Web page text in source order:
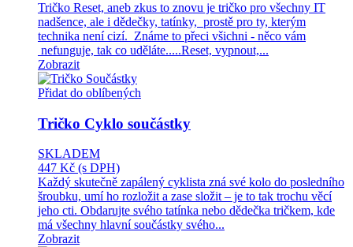
Tričko Reset, aneb zkus to znovu je tričko pro všechny IT
nadšence, ale i dědečky, tatínky, prostě pro ty, kterým
technika není cizí. Známe to přeci všichni - něco vám
nefunguje, tak co uděláte.....Reset, vypnout,...
Zobrazit
Přidat do oblíbených
Tričko Cyklo součástky
SKLADEM
447 Kč (s DPH)
Každý skutečně zapálený cyklista zná své kolo do posledního
šroubku, umí ho rozložit a zase složit – je to tak trochu věcí
jeho cti. Obdarujte svého tatínka nebo dědečka tričkem, kde
má všechny hlavní součástky svého...
Zobrazit